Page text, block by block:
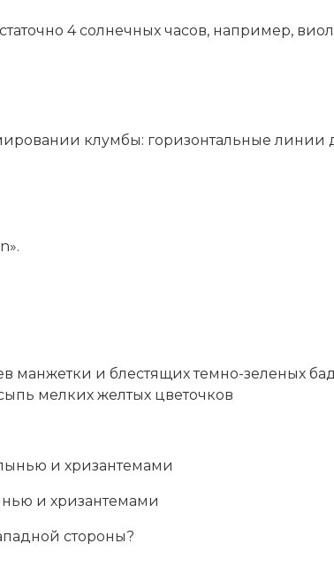
4 солнечных часов, например,
клумбы: горизонтальные линии
манжетки и блестящих темно-зеленых
мелких желтых цветочков
и хризантемами
стороны?